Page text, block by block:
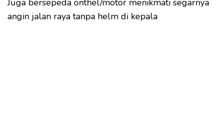
angin jalan raya tanpa helm di kepala